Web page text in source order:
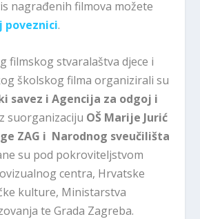
nagrađenih filmova možete
poveznici.
filmskog stvaralaštva djece i
školskog filma organizirali su
savez i Agencija za odgoj i
suorganizaciju OŠ Marije Jurić
ZAG i Narodnog sveučilišta
su pod pokroviteljstvom
centra, Hrvatske
kulture, Ministarstva
te Grada Zagreba.